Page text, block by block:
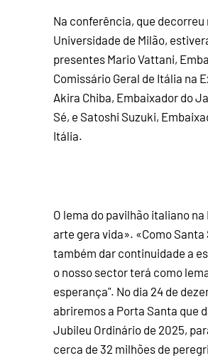
Na conferência, que decorreu
Universidade de Milão,
presentes Mario Vattani,
Comissário Geral de Itália na
Akira Chiba, Embaixador do
Sé, e Satoshi Suzuki,
Itália.
O lema do pavilhão italiano
arte gera vida». «Como Santa
também dar continuidade a
o nosso sector terá como
esperança". No dia 24 de
abriremos a Porta Santa que
Jubileu Ordinário de 2025,
cerca de 32 milhões de